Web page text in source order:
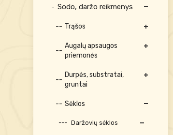
Sodo, daržo reikmenys
Trąšos
Augalų apsaugos
priemonės
Durpės, substratai,
gruntai
Sėklos
Daržovių sėklos